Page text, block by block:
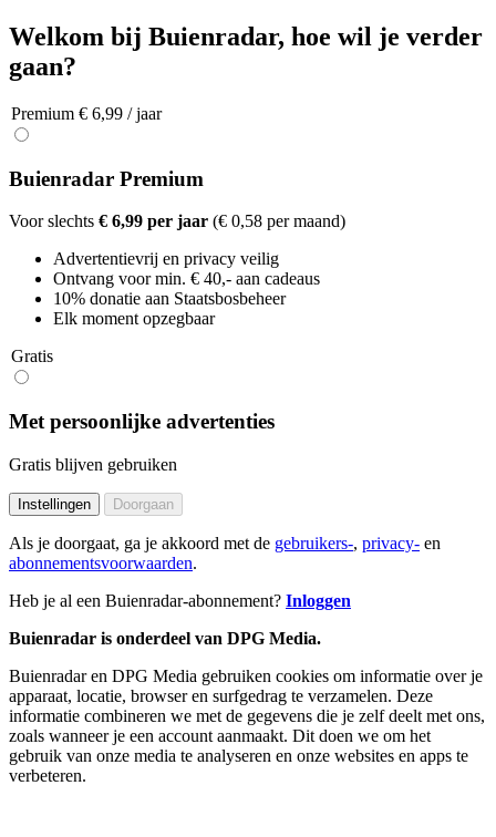
Welkom bij Buienradar, hoe wil je verder
gaan?
Premium € 6,99 / jaar
Buienradar Premium
Voor slechts € 6,99 per jaar (€ 0,58 per maand)
Advertentievrij en privacy veilig
Ontvang voor min. € 40,- aan cadeaus
10% donatie aan Staatsbosbeheer
Elk moment opzegbaar
Gratis
Met persoonlijke advertenties
Gratis blijven gebruiken
Instellingen Doorgaan
Als je doorgaat, ga je akkoord met de gebruikers-, privacy- en
abonnementsvoorwaarden.
Heb je al een Buienradar-abonnement? Inloggen
Buienradar is onderdeel van DPG Media.
Buienradar en DPG Media gebruiken cookies om informatie over je
apparaat, locatie, browser en surfgedrag te verzamelen. Deze
informatie combineren we met de gegevens die je zelf deelt met ons,
zoals wanneer je een account aanmaakt. Dit doen we om het
gebruik van onze media te analyseren en onze websites en apps te
verbeteren.